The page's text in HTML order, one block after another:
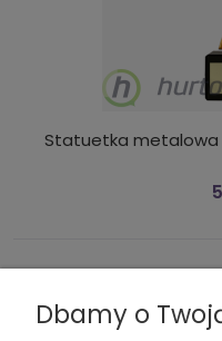
Statuetka metalowa
Dbamy o